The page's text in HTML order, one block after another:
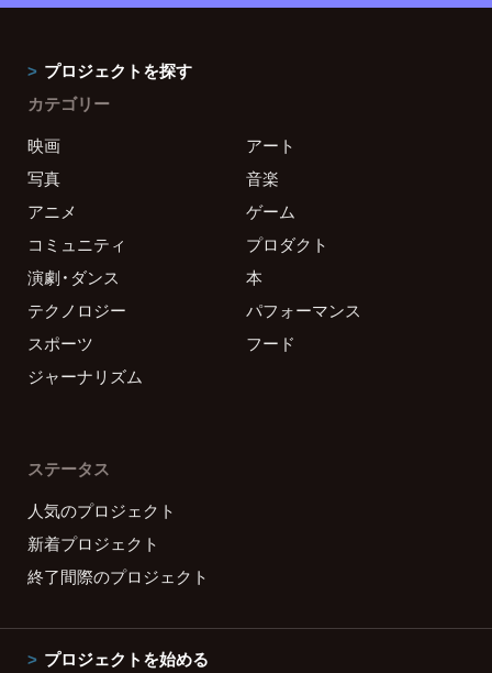
プロジェクトを探す
カテゴリー
映画
アート
写真
音楽
アニメ
ゲーム
コミュニティ
プロダクト
演劇・ダンス
本
テクノロジー
パフォーマンス
スポーツ
フード
ジャーナリズム
ステータス
人気のプロジェクト
新着プロジェクト
終了間際のプロジェクト
プロジェクトを始める